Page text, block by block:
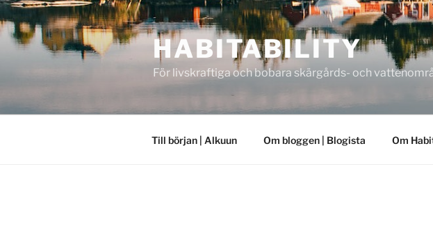
Hoppa
till
innehåll
HABITABILITY
För livskraftiga och bobara skärgårds- och
Till början | Alkuun Om bloggen | Blogista Om